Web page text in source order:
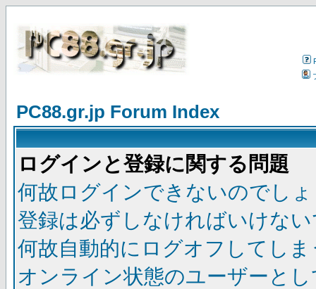
PC88.gr.jp Forum Index
ログインと登録に関する問題
何故ログインできないのでし
登録は必ずしなければいけな
何故自動的にログオフしてし
オンライン状態のユーザーと